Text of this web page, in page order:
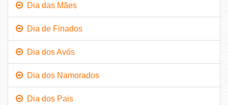
Dia das Mães
Dia de Finados
Dia dos Avós
Dia dos Namorados
Dia dos Pais